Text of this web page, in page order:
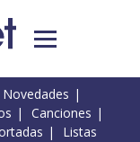
Novedades
Canciones
Listas